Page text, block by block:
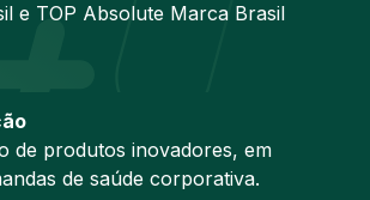
e TOP Absolute Marca Brasil
de produtos inovadores, em
de saúde corporativa.